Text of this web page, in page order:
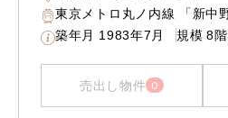
東京メトロ丸ノ内線 「新中
築年月 1983年7月 規模 8
売出し物件 0